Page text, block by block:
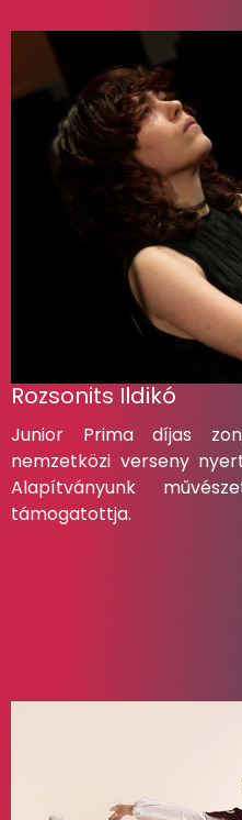
Rozsonits Ildikó
Junior Prima díjas
nemzetközi verseny
Alapítványunk
támogatottja.